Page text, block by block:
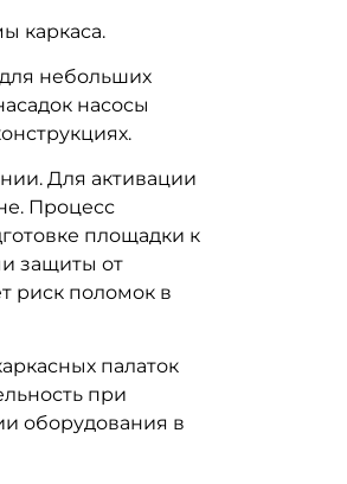
каркаса.
небольших
насосы
Для активации
Процесс
площадки к
защиты от
риск поломок в
палаток
при
оборудования в